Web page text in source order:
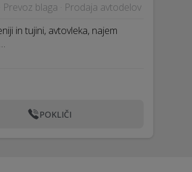
Prevoz blaga · Prodaja avtodelov
in tujini, avtovleka, najem
POKLIČI